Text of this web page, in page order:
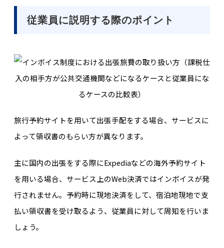
従業員に説明する際のポイント
旅行予約サイトを用いて出張手配をする場合、サービスに
よって領収書のもらい方が異なります。
主に国内の出張をする際にExpediaなどの海外予約サイト
を用いる場合、サービス上のWeb決済ではインボイスが発
行されません。予約時に現地決済をして、宿泊地現地で支
払い領収書を受け取るよう、従業員に対して周知を行いま
しょう。